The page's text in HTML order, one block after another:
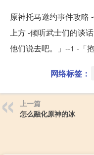
原神托马邀约事件攻略
上方 -倾听武士们的谈
他们说去吧。」--1 -「
网络标签：
上一篇
怎么融化原神的冰